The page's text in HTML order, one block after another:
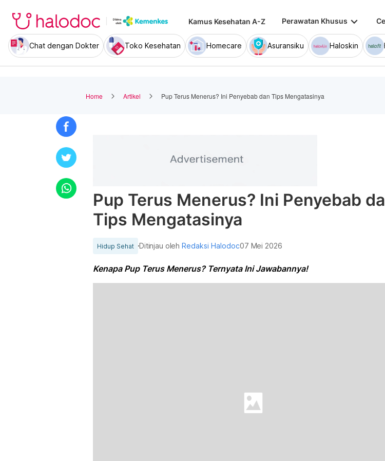
Kamus Kesehatan A-Z Perawatan Khusus keyboard_arrow_down
Chat dengan Dokter Toko Kesehatan Homecare Asuransiku Haloskin
Home Artikel Pup Terus Menerus? Ini Penyebab dan Tips Mengatasinya
Pup Terus Menerus? Ini Penyebab
Tips Mengatasinya
Hidup Sehat Ditinjau olehRedaksi Halodoc07 Mei 2026
Kenapa Pup Terus Menerus? Ternyata Ini Jawabannya!